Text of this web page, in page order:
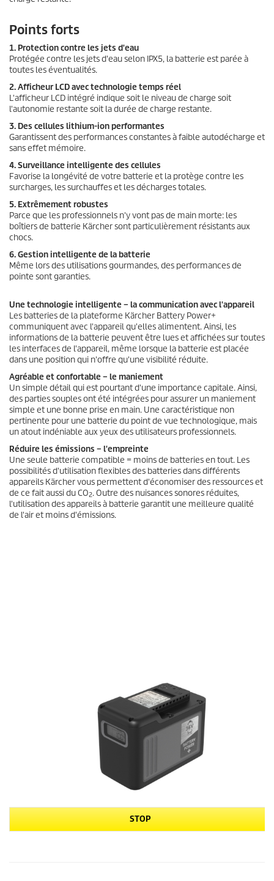
Points forts
1. Protection contre les jets d'eau
Protégée contre les jets d'eau selon IPX5, la batterie est parée à
toutes les éventualités.
2. Afficheur LCD avec technologie temps réel
L'afficheur LCD intégré indique soit le niveau de charge soit
l'autonomie restante soit la durée de charge restante.
3. Des cellules lithium-ion performantes
Garantissent des performances constantes à faible autodécharge et
sans effet mémoire.
4. Surveillance intelligente des cellules
Favorise la longévité de votre batterie et la protège contre les
surcharges, les surchauffes et les décharges totales.
5. Extrêmement robustes
Parce que les professionnels n'y vont pas de main morte: les
boîtiers de batterie Kärcher sont particulièrement résistants aux
chocs.
6. Gestion intelligente de la batterie
Même lors des utilisations gourmandes, des performances de
pointe sont garanties.
Une technologie intelligente – la communication avec l'appareil
Les batteries de la plateforme Kärcher Battery Power+
communiquent avec l'appareil qu'elles alimentent. Ainsi, les
informations de la batterie peuvent être lues et affichées sur toutes
les interfaces de l'appareil, même lorsque la batterie est placée
dans une position qui n'offre qu'une visibilité réduite.
Agréable et confortable – le maniement
Un simple détail qui est pourtant d'une importance capitale. Ainsi,
des parties souples ont été intégrées pour assurer un maniement
simple et une bonne prise en main. Une caractéristique non
pertinente pour une batterie du point de vue technologique, mais
un atout indéniable aux yeux des utilisateurs professionnels.
Réduire les émissions – l'empreinte
Une seule batterie compatible = moins de batteries en tout. Les
possibilités d'utilisation flexibles des batteries dans différents
appareils Kärcher vous permettent d'économiser des ressources et
de ce fait aussi du CO2. Outre des nuisances sonores réduites,
l'utilisation des appareils à batterie garantit une meilleure qualité
de l'air et moins d'émissions.